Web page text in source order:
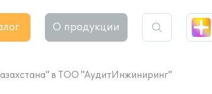
О продукции
в ТОО "АудитИнжиниринг"